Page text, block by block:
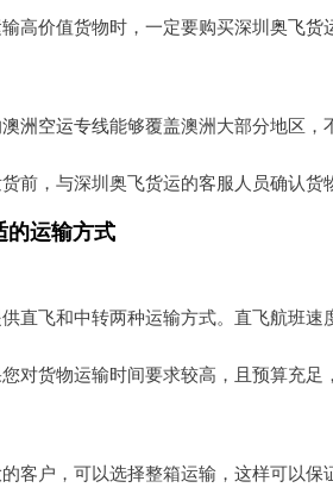
高价值货物时，一定要购买深圳 奥飞货
澳洲空运专线能够覆盖澳洲大部分地区，
前，与深圳奥飞货运的客服人员确认货
的运输方式
直飞和中转两种运输方式。直飞航班
对货物运输时间要求较高，且预算充
客户，可以选择整箱运输，这样可以